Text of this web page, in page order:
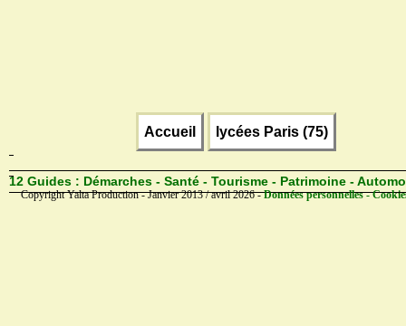
Accueil lycées Paris (75)
12 Guides : Démarches - Santé - Tourisme - Patrimoine -
Copyright Yalta Production - Janvier 2013 / avril 2026 -Données personnelles -